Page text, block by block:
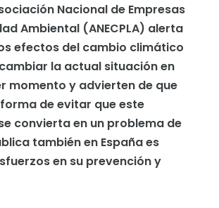
Nacional de Empresas
Ambiental (ANECPLA) alerta
efectos del cambio climático
la actual situación en
momento y advierten de que
de evitar que este
convierta en un problema de
también en España es
en su prevención y